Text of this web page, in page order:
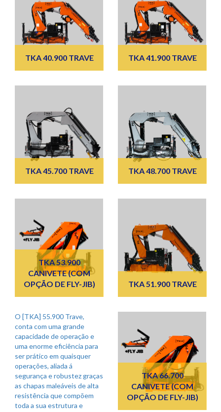
TKA 40.900 TRAVE TKA 41.900 TRAVE
TKA 45.700 TRAVE TKA 48.700 TRAVE
TKA 53.900
CANIVETE (COM
OPÇÃO DE FLY-JIB)
TKA 51.900 TRAVE
O [TKA] 55.900 Trave,
conta com uma grande
capacidade de operação e
uma enorme eficiência para
ser prático em quaisquer
operações, aliada á
segurança e robustez graças
as chapas maleáveis de alta
resistência que compõem
toda a sua estrutura e
TKA 66.700
CANIVETE (COM
OPÇÃO DE FLY-JIB)